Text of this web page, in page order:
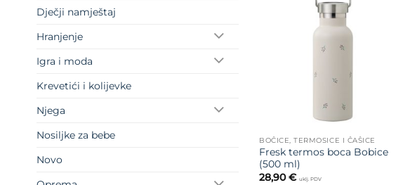
Dječji namještaj
Hranjenje
Igra i moda
Krevetići i kolijevke
Njega
Nosiljke za bebe
Novo
BOČICE, TERMOSICE I ČAŠICE
Fresk termos boca Bobice
(500 ml)
28,90€ uklj. PDV